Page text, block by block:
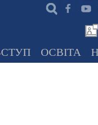
ОСВІТА